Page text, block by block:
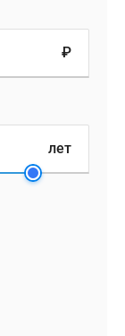
₽
лет